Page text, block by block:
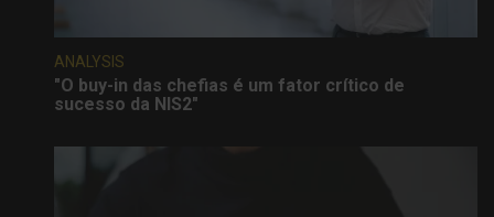
ANALYSIS
"O buy-in das chefias é um fator crítico de
sucesso da NIS2"